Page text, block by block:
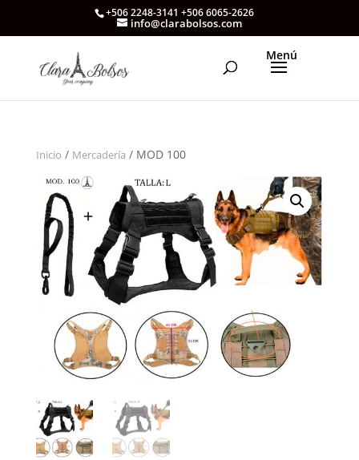
+506 2248-3141 +506 6065-2626
info@clarabolsos.com
Inicio / Mercadería / MOD 100